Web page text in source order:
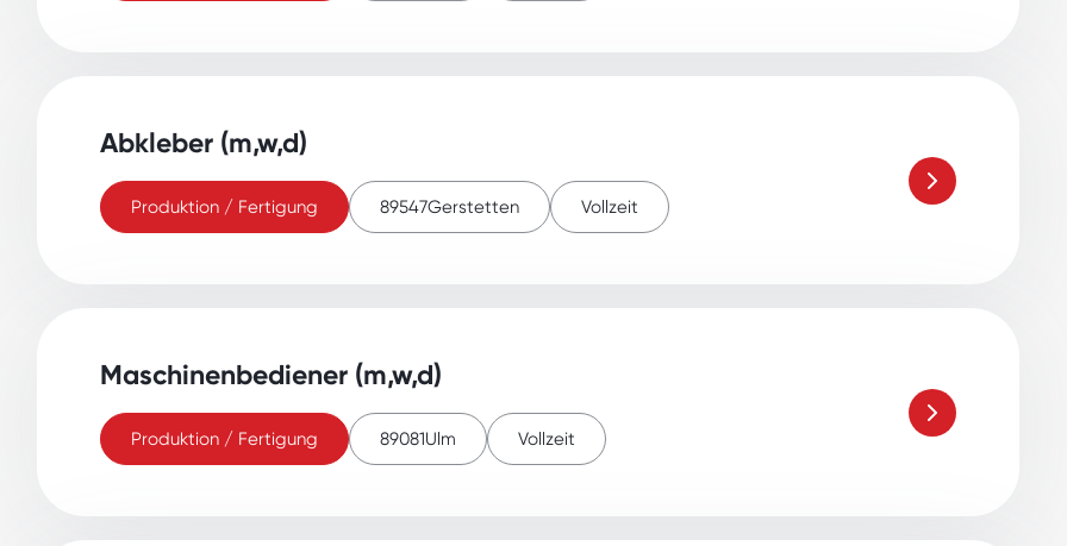
Abkleber (m,w,d)
Produktion / Fertigung 89547Gerstetten Vollzeit
Maschinenbediener (m,w,d)
Produktion / Fertigung 89081Ulm Vollzeit